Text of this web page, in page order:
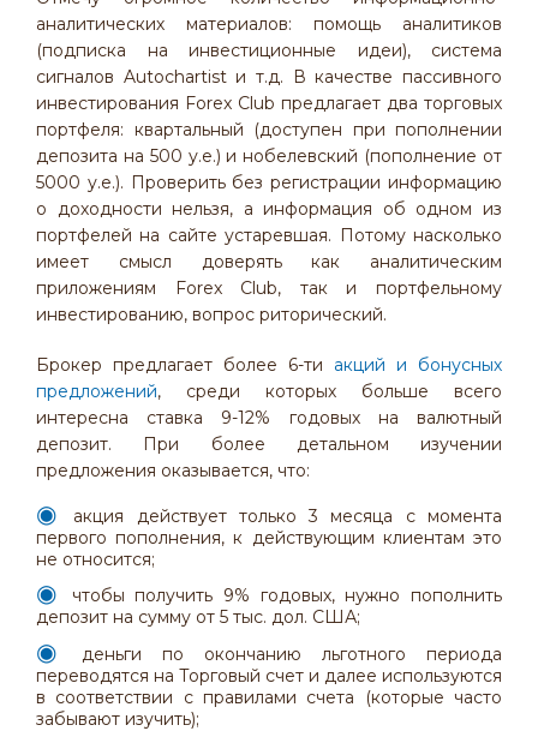
аналитических материалов: помощь аналитиков
(подписка на инвестиционные идеи), система
сигналов Autochartist и т.д. В качестве пассивного
инвестирования Forex Club предлагает два торговых
портфеля: квартальный (доступен при пополнении
депозита на 500 у.е.) и нобелевский (пополнение от
5000 у.е.). Проверить без регистрации информацию
о доходности нельзя, а информация об одном из
портфелей на сайте устаревшая. Потому насколько
имеет смысл доверять как аналитическим
приложениям Forex Club, так и портфельному
инвестированию, вопрос риторический.
Брокер предлагает более 6-ти акций и бонусных
предложений, среди которых больше всего
интересна ставка 9-12% годовых на валютный
депозит. При более детальном изучении
предложения оказывается, что:
акция действует только 3 месяца с момента
первого пополнения, к действующим клиентам это
не относится;
чтобы получить 9% годовых, нужно пополнить
депозит на сумму от 5 тыс. дол. США;
деньги по окончанию льготного периода
переводятся на Торговый счет и далее используются
в соответствии с правилами счета (которые часто
забывают изучить);